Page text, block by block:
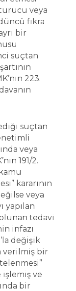
veya
fıkra
bir
suçtan
223.
suçtan
veya
191/2.
kararının
veya
yapılan
tedavi
infazı
değişik
verilmiş bir
işlemiş ve
bir